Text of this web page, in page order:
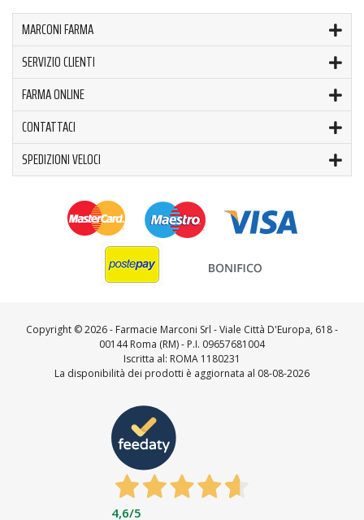
MARCONI FARMA
SERVIZIO CLIENTI
FARMA ONLINE
CONTATTACI
SPEDIZIONI VELOCI
Copyright ©2026 - Farmacie Marconi Srl - Viale Città D'Europa, 618 -
00144 Roma (RM) - P.I. 09657681004
Iscritta al: ROMA 1180231
La disponibilità dei prodotti è aggiornata al 08-08-2026
4,6/5